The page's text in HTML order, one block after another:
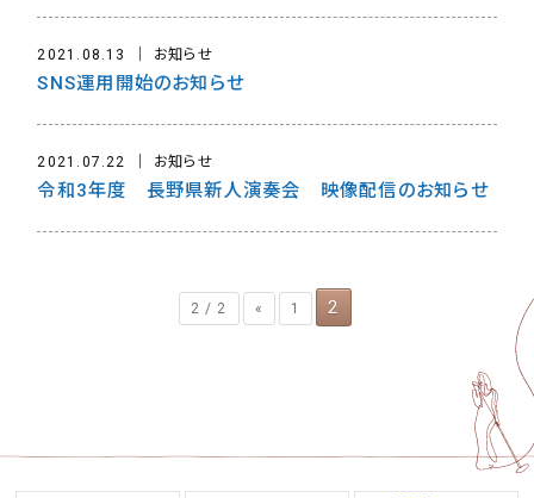
2021.08.13 お知らせ
SNS運用開始のお知らせ
2021.07.22 お知らせ
令和3年度 長野県新人演奏会 映像配信のお知らせ
2 / 2 « 1 2